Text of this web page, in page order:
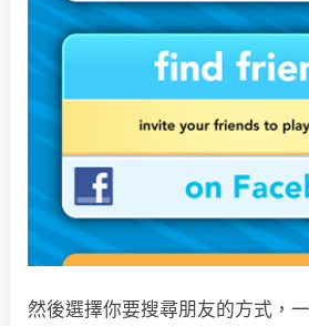
然後選擇你要搜尋朋友的方式，